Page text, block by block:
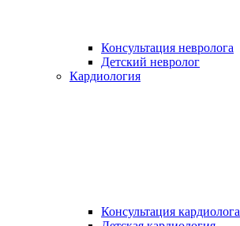
Консультация невролога
Детский невролог
Кардиология
Консультация кардиолога